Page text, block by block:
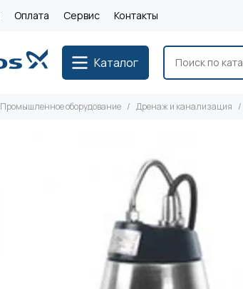
Оплата Сервис Контакты
Каталог
Промышленное оборудование Дренаж и канализация